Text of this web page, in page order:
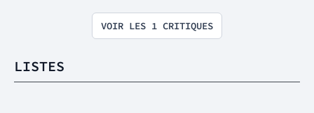
VOIR LES 1 CRITIQUES
LISTES